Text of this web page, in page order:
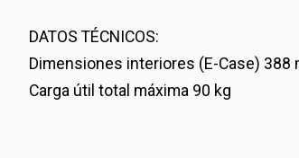
DATOS TÉCNICOS:
Dimensiones interiores (E-Case) 388
Carga útil total máxima 90 kg